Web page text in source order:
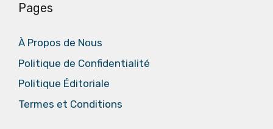
Pages
À Propos de Nous
Politique de Confidentialité
Politique Éditoriale
Termes et Conditions